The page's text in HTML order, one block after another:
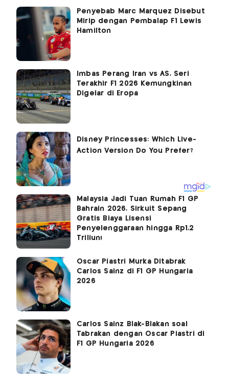
Penyebab Marc Marquez Disebut
Mirip dengan Pembalap F1 Lewis
Hamilton
Imbas Perang Iran vs AS, Seri
Terakhir F1 2026 Kemungkinan
Digelar di Eropa
Malaysia Jadi Tuan Rumah F1 GP
Bahrain 2026, Sirkuit Sepang
Gratis Biaya Lisensi
Penyelenggaraan hingga Rp1,2
Triliun!
Oscar Piastri Murka Ditabrak
Carlos Sainz di F1 GP Hungaria
2026
Carlos Sainz Blak-Blakan soal
Tabrakan dengan Oscar Piastri di
F1 GP Hungaria 2026